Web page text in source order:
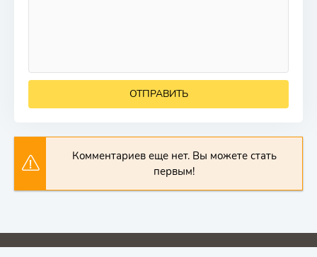
ОТПРАВИТЬ
Комментариев еще нет. Вы можете стать
первым!